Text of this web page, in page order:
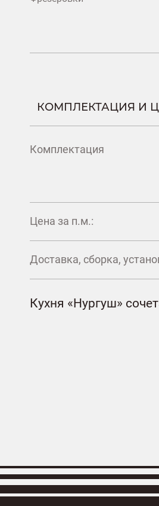
КОМПЛЕКТАЦИЯ И
Комплектация
Цена за п.м.:
Доставка, сборка,
Кухня «Нургуш»